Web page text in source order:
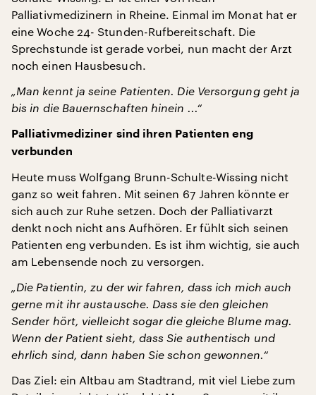
Palliativmedizinern in Rheine. Einmal im Monat hat er
eine Woche 24- Stunden-Rufbereitschaft. Die
Sprechstunde ist gerade vorbei, nun macht der Arzt
noch einen Hausbesuch.
„Man kennt ja seine Patienten. Die Versorgung geht ja
bis in die Bauernschaften hinein ...“
Palliativmediziner sind ihren Patienten eng
verbunden
Heute muss Wolfgang Brunn-Schulte-Wissing nicht
ganz so weit fahren. Mit seinen 67 Jahren könnte er
sich auch zur Ruhe setzen. Doch der Palliativarzt
denkt noch nicht ans Aufhören. Er fühlt sich seinen
Patienten eng verbunden. Es ist ihm wichtig, sie auch
am Lebensende noch zu versorgen.
„Die Patientin, zu der wir fahren, dass ich mich auch
gerne mit ihr austausche. Dass sie den gleichen
Sender hört, vielleicht sogar die gleiche Blume mag.
Wenn der Patient sieht, dass Sie authentisch und
ehrlich sind, dann haben Sie schon gewonnen.“
Das Ziel: ein Altbau am Stadtrand, mit viel Liebe zum